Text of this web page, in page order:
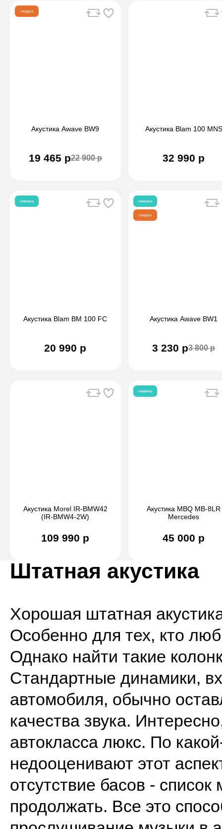
Акустика Awave BW9
19 465 р22 900 р
скидка
Акустика Blam 100 MNS
32 990 р
Акустика Blam BM 100 FC
20 990 р
новинка
Акустика Awave BW1
3 230 р3 800 р
новинка
скидка
Акустика Morel IR-BMW42
(IR-BMW4-2W)
109 990 р
Акустика MBQ MB-8LR
Mercеdеs
45 000 р
новинка
Штатная акустика
Хорошая штатная
Особенно для тех, кто
Однако найти такие
Стандартные динамики,
автомобиля, обычно
качества звука.
автокласса люкс. По
недооценивают этот
отсутствие басов -
продолжать. Все это